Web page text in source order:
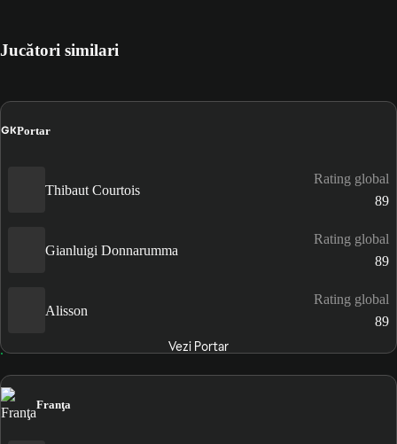
Jucători similari
GKPortar
Thibaut Courtois
Rating global
89
Gianluigi Donnarumma
Rating global
89
Alisson
Rating global
89
Vezi Portar
Franţa